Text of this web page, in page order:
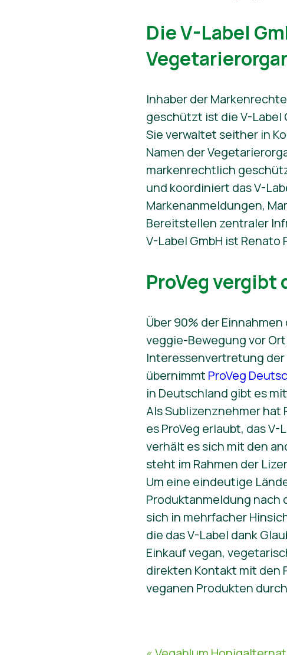
Die V-Label
Inhaber der
geschützt ist die V-Label
Sie verwaltet seither in
Namen der
markenrechtlich
und koordiniert das V-
Markenanmeldungen,
Bereitstellen zentraler
V-Label GmbH ist
ProVeg vergibt
Über 90% der
veggie-Bewegung vor
Interessenvertretung
übernimmt ProVeg
in Deutschland gibt es
Als Sublizenznehmer hat
es ProVeg erlaubt, das
verhält es sich mit den
steht im Rahmen der
Um eine eindeutige
Produktanmeldung nach
sich in mehrfacher
die das V-Label dank
Einkauf vegan,
direkten Kontakt mit den
veganen Produkten